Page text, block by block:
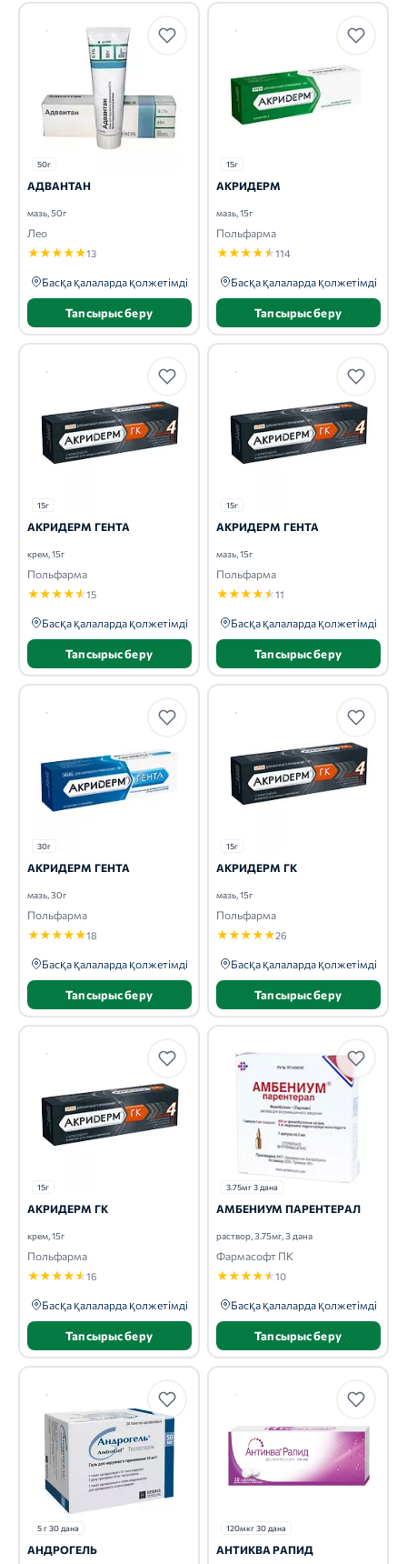
50г
АДВАНТАН
мазь, 50г
Лео
★★★★★13
Басқа қалаларда қолжетімді
Тапсырыс беру
15г
АКРИДЕРМ
мазь, 15г
Польфарма
★★★★★114
Басқа қалаларда қолжетімді
Тапсырыс беру
15г
АКРИДЕРМ ГЕНТА
крем, 15г
Польфарма
★★★★★15
Басқа қалаларда қолжетімді
Тапсырыс беру
15г
АКРИДЕРМ ГЕНТА
мазь, 15г
Польфарма
★★★★★11
Басқа қалаларда қолжетімді
Тапсырыс беру
30г
АКРИДЕРМ ГЕНТА
мазь, 30г
Польфарма
★★★★★18
Басқа қалаларда қолжетімді
Тапсырыс беру
15г
АКРИДЕРМ ГК
мазь, 15г
Польфарма
★★★★★26
Басқа қалаларда қолжетімді
Тапсырыс беру
15г
АКРИДЕРМ ГК
крем, 15г
Польфарма
★★★★★16
Басқа қалаларда қолжетімді
Тапсырыс беру
3.75мг 3 дана
АМБЕНИУМ ПАРЕНТЕРАЛ
раствор, 3.75мг, 3 дана
Фармасофт ПК
★★★★★10
Басқа қалаларда қолжетімді
Тапсырыс беру
5 г 30 дана
АНДРОГЕЛЬ
120мкг 30 дана
АНТИКВА РАПИД